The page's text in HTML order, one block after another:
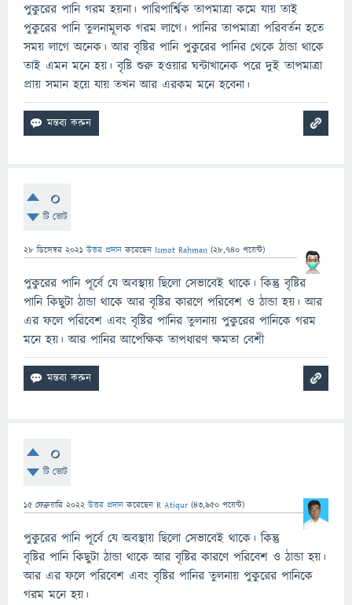
পুকুরের পানি গরম হয়না। পারিপার্শ্বিক তাপমাত্রা কমে যায় তাই
পুকুরের পানি তুলনামূলক গরম লাগে। পানির তাপমাত্রা পরিবর্তন হতে
সময় লাগে অনেক। আর বৃষ্টির পানি পুকুরের পানির থেকে ঠান্ডা থাকে
তাই এমন মনে হয়। বৃষ্টি শুরু হওয়ার ঘন্টাখানেক পরে দুই তাপমাত্রা
প্রায় সমান হয়ে যায় তখন আর এরকম মনে হবেনা।
0
টি ভোট
28 ডিসেম্বর 2021 উত্তর প্রদান করেছেন Ismot Rahman (28,740 পয়েন্ট)
পুকুরের পানি পূর্বে যে অবস্থায় ছিলো সেভাবেই থাকে। কিন্তু বৃষ্টির
পানি কিছুটা ঠান্ডা থাকে আর বৃষ্টির কারণে পরিবেশ ও ঠান্ডা হয়। আর
এর ফলে পরিবেশ এবং বৃষ্টির পানির তুলনায় পুকুরের পানিকে গরম
মনে হয়। আর পানির আপেক্ষিক তাপধারণ ক্ষমতা বেশী
0
টি ভোট
15 ফেব্রুয়ারি 2022 উত্তর প্রদান করেছেন R Atiqur (43,950 পয়েন্ট)
পুকুরের পানি পূর্বে যে অবস্থায় ছিলো সেভাবেই থাকে। কিন্তু
বৃষ্টির পানি কিছুটা ঠান্ডা থাকে আর বৃষ্টির কারণে পরিবেশ ও ঠান্ডা হয়।
আর এর ফলে পরিবেশ এবং বৃষ্টির পানির তুলনায় পুকুরের পানিকে
গরম মনে হয়।